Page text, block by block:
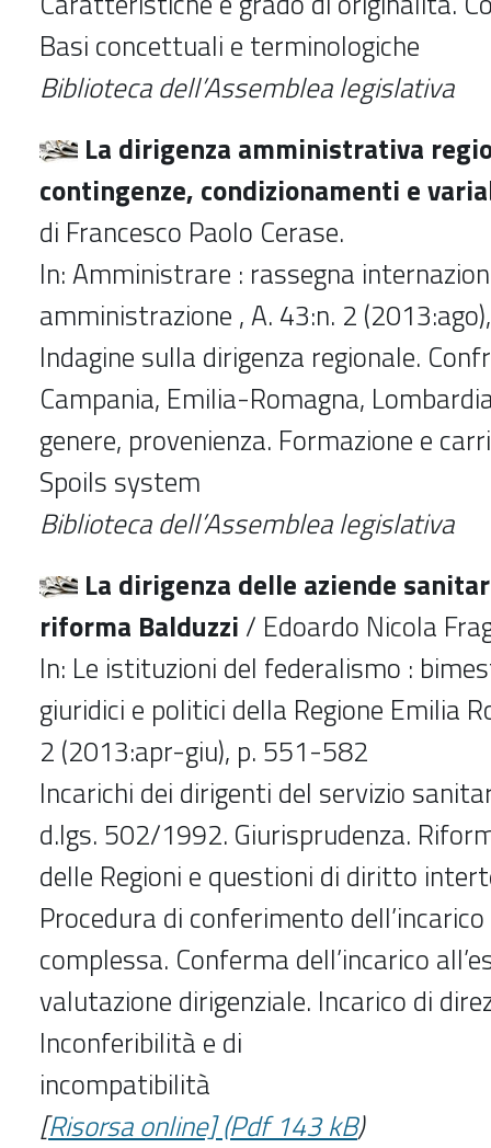
Basi concettuali e terminologiche
Biblioteca dell’Assemblea legislativa
La dirigenza amministrativa
contingenze, condizionamenti e
di Francesco Paolo Cerase.
In: Amministrare : rassegna
amministrazione , A. 43:n. 2
Indagine sulla dirigenza regionale.
Campania, Emilia-Romagna,
genere, provenienza. Formazione e
Spoils system
Biblioteca dell’Assemblea legislativa
La dirigenza delle aziende
riforma Balduzzi / Edoardo Nicola
In: Le istituzioni del federalismo :
giuridici e politici della Regione Emilia
2 (2013:apr-giu), p. 551-582
Incarichi dei dirigenti del servizio
d.lgs. 502/1992. Giurisprudenza.
delle Regioni e questioni di diritto
Procedura di conferimento
complessa. Conferma dell’incarico
valutazione dirigenziale. Incarico di
Inconferibilità e di
incompatibilità
[Risorsa online] (Pdf 143 kB)